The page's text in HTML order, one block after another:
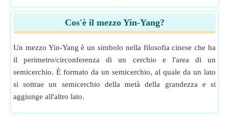
Cos'è il mezzo Yin-Yang?
Un mezzo Yin-Yang è un simbolo nella filosofia cinese che ha
il perimetro/circonferenza di un cerchio e l'area di un
semicerchio. È formato da un semicerchio, al quale da un lato
si sottrae un semicerchio della metà della grandezza e si
aggiunge all'altro lato.